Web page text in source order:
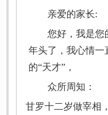
亲爱的家长:
您好，我是您
年头了，我心情一
的“天才”，
众所周知：
甘罗十二岁做宰相